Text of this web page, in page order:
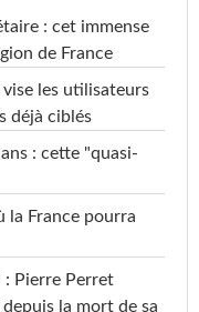
: cet immense
de France
les utilisateurs
déjà ciblés
: cette "quasi-
la France pourra
Pierre Perret
la mort de sa